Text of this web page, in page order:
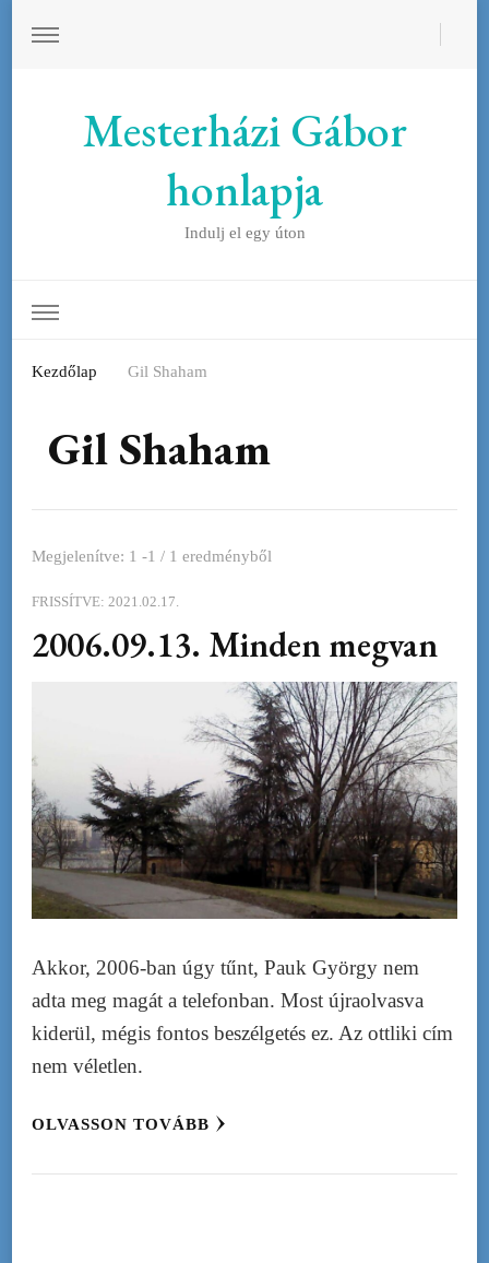
Mesterházi Gábor
honlapja
Indulj el egy úton
Kezdőlap Gil Shaham
Gil Shaham
Megjelenítve: 1 -1 / 1 eredményből
FRISSÍTVE: 2021.02.17.
2006.09.13. Minden megvan
Akkor, 2006-ban úgy tűnt, Pauk György nem
adta meg magát a telefonban. Most újraolvasva
kiderül, mégis fontos beszélgetés ez. Az ottliki cím
nem véletlen.
OLVASSON TOVÁBB